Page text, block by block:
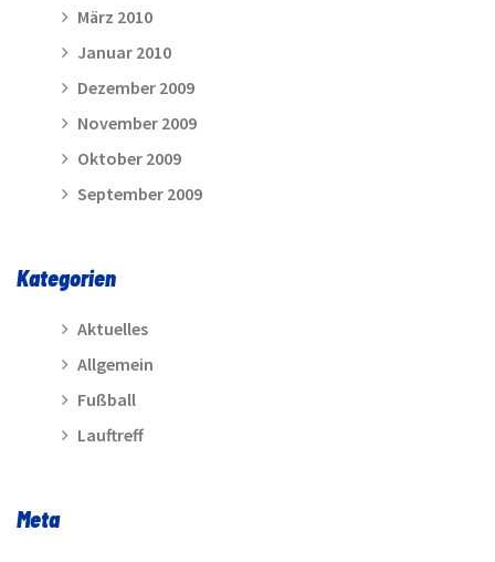
März 2010
Januar 2010
Dezember 2009
November 2009
Oktober 2009
September 2009
Kategorien
Aktuelles
Allgemein
Fußball
Lauftreff
Meta